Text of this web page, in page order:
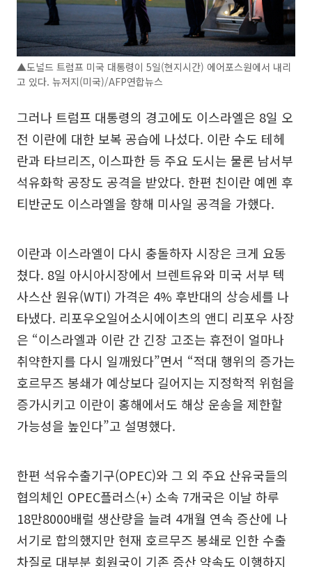
▲도널드 트럼프 미국 대통령이 5일(현지시간) 에어포스원에서 내리
고 있다. 뉴저지(미국)/AFP연합뉴스
그러나 트럼프 대통령의 경고에도 이스라엘은 8일 오
전 이란에 대한 보복 공습에 나섰다. 이란 수도 테헤
란과 타브리즈, 이스파한 등 주요 도시는 물론 남서부
석유화학 공장도 공격을 받았다. 한편 친이란 예멘 후
티반군도 이스라엘을 향해 미사일 공격을 가했다.
이란과 이스라엘이 다시 충돌하자 시장은 크게 요동
쳤다. 8일 아시아시장에서 브렌트유와 미국 서부 텍
사스산 원유(WTI) 가격은 4% 후반대의 상승세를 나
타냈다. 리포우오일어소시에이츠의 앤디 리포우 사장
은 “이스라엘과 이란 간 긴장 고조는 휴전이 얼마나
취약한지를 다시 일깨웠다”면서 “적대 행위의 증가는
호르무즈 봉쇄가 예상보다 길어지는 지정학적 위험을
증가시키고 이란이 홍해에서도 해상 운송을 제한할
가능성을 높인다”고 설명했다.
한편 석유수출기구(OPEC)와 그 외 주요 산유국들의
협의체인 OPEC플러스(+) 소속 7개국은 이날 하루
18만8000배럴 생산량을 늘려 4개월 연속 증산에 나
서기로 합의했지만 현재 호르무즈 봉쇄로 인한 수출
차질로 대부분 회원국이 기존 증산 약속도 이행하지